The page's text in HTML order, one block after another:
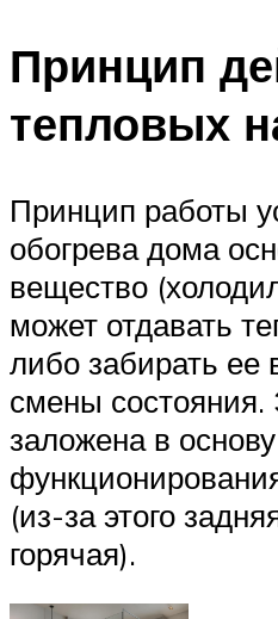
Принцип
тепловых
Принцип работы
обогрева дома
вещество
может отдавать
либо забирать ее
смены состояния.
заложена в основу
(из-за этого
горячая).